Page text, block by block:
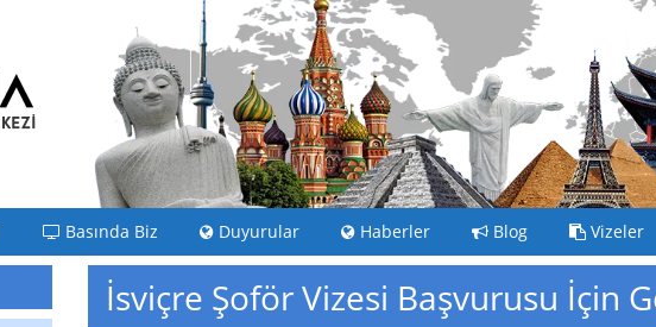
Basında Biz Duyurular Haberler Blog Vizeler
İsviçre Şoför Vizesi Başvurusu İçin